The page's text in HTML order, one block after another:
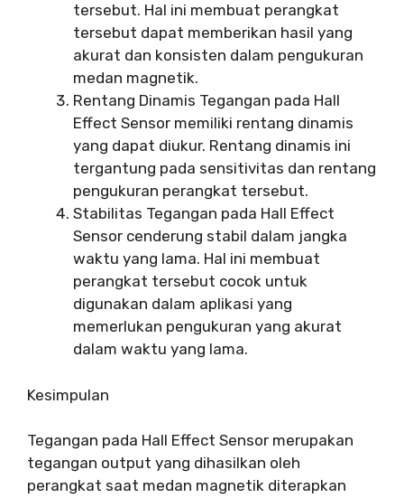
tersebut. Hal ini membuat perangkat
tersebut dapat memberikan hasil yang
akurat dan konsisten dalam pengukuran
medan magnetik.
Rentang Dinamis Tegangan pada Hall
Effect Sensor memiliki rentang dinamis
yang dapat diukur. Rentang dinamis ini
tergantung pada sensitivitas dan rentang
pengukuran perangkat tersebut.
Stabilitas Tegangan pada Hall Effect
Sensor cenderung stabil dalam jangka
waktu yang lama. Hal ini membuat
perangkat tersebut cocok untuk
digunakan dalam aplikasi yang
memerlukan pengukuran yang akurat
dalam waktu yang lama.
Kesimpulan
Tegangan pada Hall Effect Sensor merupakan
tegangan output yang dihasilkan oleh
perangkat saat medan magnetik diterapkan